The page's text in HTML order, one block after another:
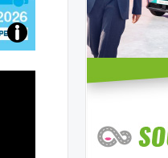
Přijďte